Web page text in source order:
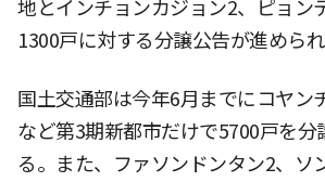
地とインチョンカジョン2、ピョン
1300戸に対する分譲公告が進められ
国土交通部は今年6月までにコヤン
など第3期新都市だけで5700戸を分
る。また、ファソンドンタン2、ソ